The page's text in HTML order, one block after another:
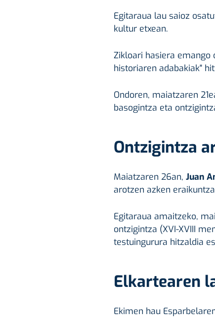
Egitaraua lau saioz
kultur etxean.
Zikloari hasiera emango
historiaren adabakiak"
Ondoren, maiatzaren
basogintza eta
Ontzigintza
Maiatzaren 26an, Juan
arotzen azken
Egitaraua amaitzeko,
ontzigintza (XVI-XVIII
testuingurura hitzaldia
Elkartearen
Ekimen hau